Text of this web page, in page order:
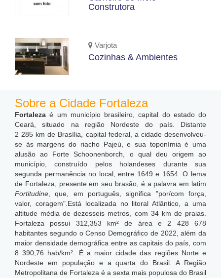
Construtora
Varjota
Cozinhas & Ambientes
Sobre a Cidade Fortaleza
Fortaleza é um município brasileiro, capital do estado do
Ceará, situado na região Nordeste do país. Distante
2 285 km de Brasília, capital federal, a cidade desenvolveu-
se às margens do riacho Pajeú, e sua toponímia é uma
alusão ao Forte Schoonenborch, o qual deu origem ao
município, construído pelos holandeses durante sua
segunda permanência no local, entre 1649 e 1654. O lema
de Fortaleza, presente em seu brasão, é a palavra em latim
Fortitudine , que, em português, significa "por/com força,
valor, coragem".Está localizada no litoral Atlântico, a uma
altitude média de dezesseis metros, com 34 km de praias.
Fortaleza possui 312,353 km² de área e 2 428 678
habitantes segundo o Censo Demográfico de 2022, além da
maior densidade demográfica entre as capitais do país, com
8 390,76 hab/km².
É a maior cidade das regiões Norte e
Nordeste em população e a quarta do Brasil. A Região
Metropolitana de Fortaleza é a sexta mais populosa do Brasil